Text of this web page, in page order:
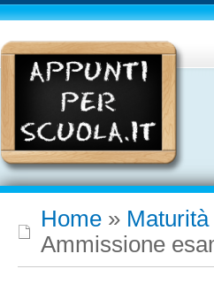
Home » Maturità
Ammissione